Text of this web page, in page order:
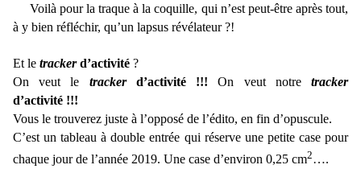
Voilà pour la traque à la coquille, qui n’est peut-être après tout,
à y bien réfléchir, qu’un lapsus révélateur ?!
Et le trackerd’activité ?
On veut le tracker d’activité !!! On veut notretracker
d’activité !!!
Vous le trouverez juste à l’opposé de l’édito, en fin d’opuscule.
C’est un tableau à double entrée qui réserve une petite case pour
chaque jour de l’année 2019. Une case d’environ 0,25 cm2….